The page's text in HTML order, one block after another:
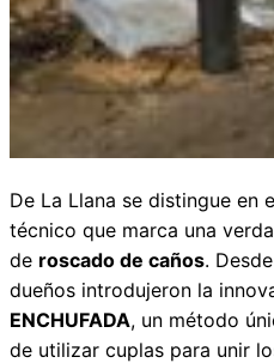
De La Llana se distingue en
técnico que marca una
de roscado de caños.
dueños introdujeron la
ENCHUFADA, un método
de utilizar cuplas para unir